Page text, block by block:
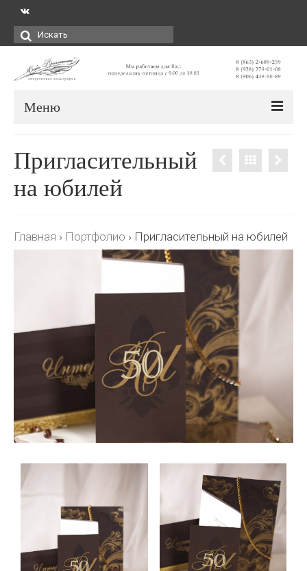
Искать:
Меню
Пригласительный
на юбилей
Главная › Портфолио › Пригласительный на юбилей